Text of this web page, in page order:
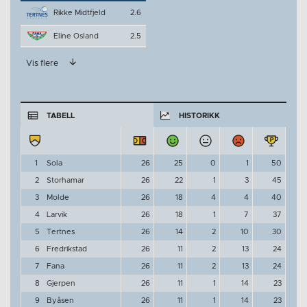
Rikke Midtfjeld 2.6
Eline Osland 2.5
Vis flere
TABELL HISTORIKK
1 Sola 26 25 0 1 50
2 Storhamar 26 22 1 3 45
3 Molde 26 18 4 4 40
4 Larvik 26 18 1 7 37
5 Tertnes 26 14 2 10 30
6 Fredrikstad 26 11 2 13 24
7 Fana 26 11 2 13 24
8 Gjerpen 26 11 1 14 23
9 Byåsen 26 11 1 14 23